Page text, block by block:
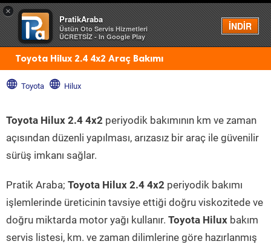
×
PratikAraba
Üstün Oto Servis Hizmetleri
ÜCRETSİZ - In Google Play
İNDİR
Menü
Toyota Hilux 2.4 4x2 Araç Bakımı
Toyota Hilux
Toyota Hilux 2.4 4x2 periyodik bakımının km ve zaman
açısından düzenli yapılması, arızasız bir araç ile güvenilir
sürüş imkanı sağlar.
Pratik Araba; Toyota Hilux 2.4 4x2 periyodik bakımı
işlemlerinde üreticinin tavsiye ettiği doğru viskozitede ve
doğru miktarda motor yağı kullanır. Toyota Hilux bakım
servis listesi, km. ve zaman dilimlerine göre hazırlanmış